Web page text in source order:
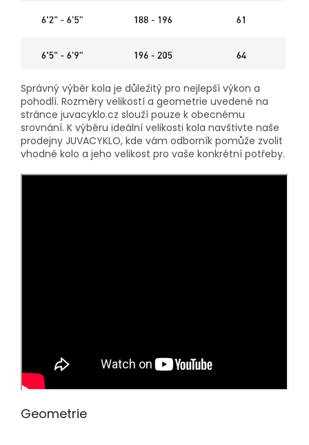
Správný výběr kola je důležitý pro nejlepší výkon a
pohodlí. Rozměry velikostí a geometrie uvedené na
stránce juvacyklo.cz slouží pouze k obecnému
srovnání. K výběru ideální velikosti kola navštivte naše
prodejny JUVACYKLO, kde vám odborník pomůže zvolit
vhodné kolo a jeho velikost pro vaše konkrétní potřeby.
Geometrie